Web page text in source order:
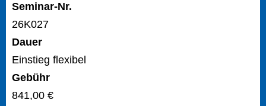
Seminar-Nr.
26K027
Dauer
Einstieg flexibel
Gebühr
841,00 €